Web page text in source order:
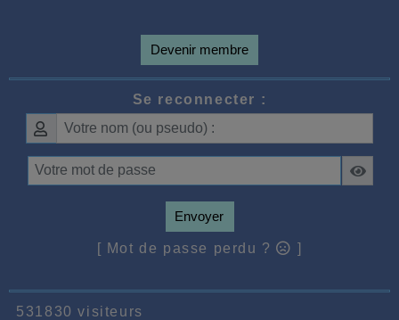
Devenir membre
Se reconnecter :
Envoyer
[ Mot de passe perdu ? ]
531830 visiteurs